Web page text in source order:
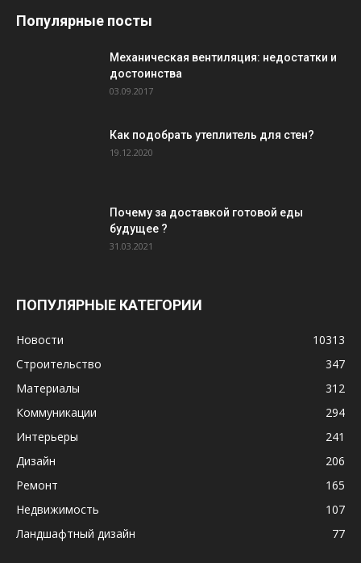
Популярные посты
Механическая вентиляция: недостатки и
достоинства
03.09.2017
Как подобрать утеплитель для стен?
19.12.2020
Почему за доставкой готовой еды
будущее ?
31.03.2021
ПОПУЛЯРНЫЕ КАТЕГОРИИ
Новости
10313
Строительство
347
Материалы
312
Коммуникации
294
Интерьеры
241
Дизайн
206
Ремонт
165
Недвижимость
107
Ландшафтный дизайн
77